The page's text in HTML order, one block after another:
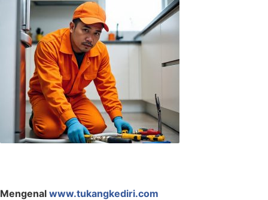
Mengenal www.tukangkediri.com